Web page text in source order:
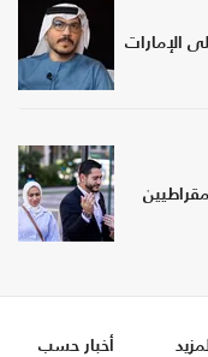
الإمارات
المزيد
أخبار حسب